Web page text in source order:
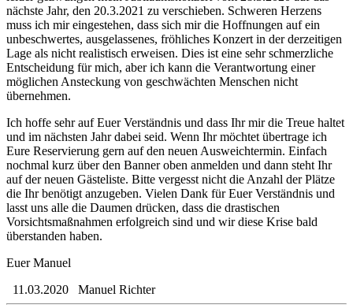
nächste Jahr, den 20.3.2021 zu verschieben. Schweren Herzens
muss ich mir eingestehen, dass sich mir die Hoffnungen auf ein
unbeschwertes, ausgelassenes, fröhliches Konzert in der derzeitigen
Lage als nicht realistisch erweisen. Dies ist eine sehr schmerzliche
Entscheidung für mich, aber ich kann die Verantwortung einer
möglichen Ansteckung von geschwächten Menschen nicht
übernehmen.
Ich hoffe sehr auf Euer Verständnis und dass Ihr mir die Treue haltet
und im nächsten Jahr dabei seid. Wenn Ihr möchtet übertrage ich
Eure Reservierung gern auf den neuen Ausweichtermin. Einfach
nochmal kurz über den Banner oben anmelden und dann steht Ihr
auf der neuen Gästeliste. Bitte vergesst nicht die Anzahl der Plätze
die Ihr benötigt anzugeben. Vielen Dank für Euer Verständnis und
lasst uns alle die Daumen drücken, dass die drastischen
Vorsichtsmaßnahmen erfolgreich sind und wir diese Krise bald
überstanden haben.
Euer Manuel
11.03.2020
Manuel Richter